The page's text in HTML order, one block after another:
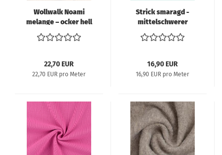
Wollwalk Noami
melange – ocker hell
22,70 EUR
22,70 EUR pro Meter
Strick smaragd -
mittelschwerer
Strickstoff aus
Baumwolle
16,90 EUR
16,90 EUR pro Meter